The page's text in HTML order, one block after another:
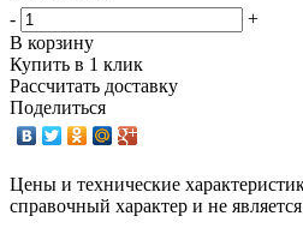
-
+
В корзину
Купить в 1 клик
Рассчитать доставку
Поделиться
Цены и технические
справочный характер и не